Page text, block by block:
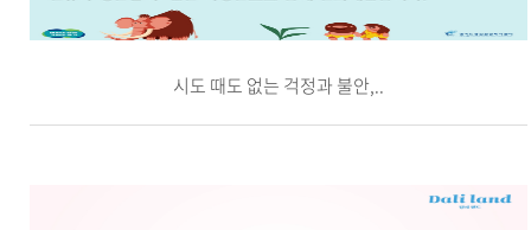
시도 때도 없는 걱정과 불안,..